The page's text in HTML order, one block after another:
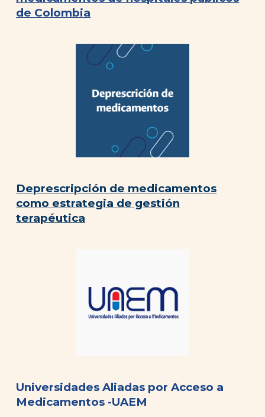
de Colombia
Deprescripción de medicamentos
como estrategia de gestión
terapéutica
Universidades Aliadas por Acceso a
Medicamentos -UAEM